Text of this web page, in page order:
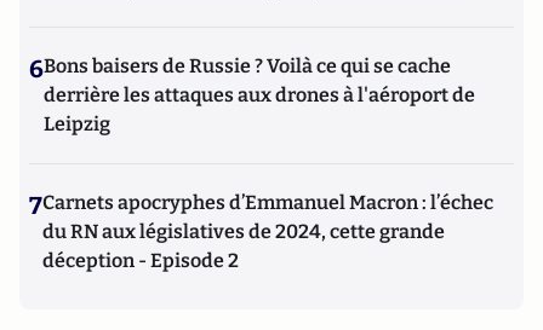
6Bons baisers de Russie ? Voilà ce qui se cache
derrière les attaques aux drones à l'aéroport de
Leipzig
7Carnets apocryphes d’Emmanuel Macron : l’échec
du RN aux législatives de 2024, cette grande
déception - Episode 2